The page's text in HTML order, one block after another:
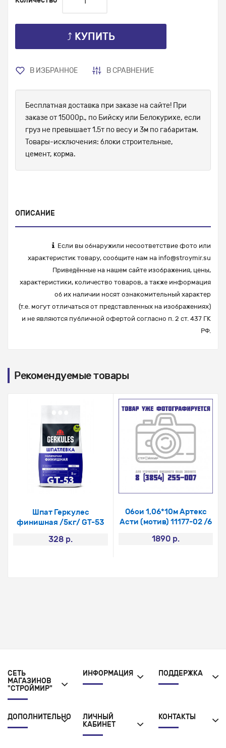
⤴ КУПИТЬ
В ИЗБРАННОЕ В СРАВНЕНИЕ
Бесплатная доставка при заказе на сайте! При
заказе от 15000р., по Бийску или Белокурихе, если
груз не превышает 1.5т по весу и 3м по габаритам.
Товары-исключения: блоки строительные,
цемент, корма.
ОПИСАНИЕ
Если вы обнаружили несоответствие фото или
характеристик товару, сообщите нам на info@stroymir.su
Приведённые на нашем сайте изображения, цены,
характеристики, количество товаров, а также информация
об их наличии носят ознакомительный характер
(т.е. могут отличаться от представленных на изображениях)
и не являются публичной офертой согласно п. 2 ст. 437 ГК
РФ.
Рекомендуемые товары
Шпат Геркулес
финишная /5кг/ GT-53
328 р.
Обои 1,06*10м Артекс
Асти (мотив) 11177-02 /6
1890 р.
СЕТЬ
МАГАЗИНОВ
"СТРОЙМИР"
ИНФОРМАЦИЯ ПОДДЕРЖКА
ДОПОЛНИТЕЛЬНО
ЛИЧНЫЙ
КАБИНЕТ
КОНТАКТЫ